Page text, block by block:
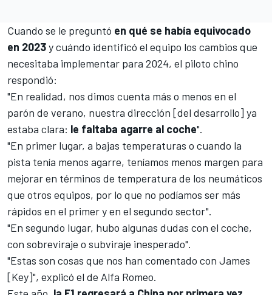
Cuando se le preguntó en qué se había equivocado
en 2023y cuándo identificó el equipo los cambios que
necesitaba implementar para 2024, el piloto chino
respondió:
"En realidad, nos dimos cuenta más o menos en el
parón de verano, nuestra dirección [del desarrollo] ya
estaba clara: le faltaba agarre al coche".
"En primer lugar, a bajas temperaturas o cuando la
pista tenía menos agarre, teníamos menos margen para
mejorar en términos de temperatura de los neumáticos
que otros equipos, por lo que no podíamos ser más
rápidos en el primer y en el segundo sector".
"En segundo lugar, hubo algunas dudas con el coche,
con sobreviraje o subviraje inesperado".
"Estas son cosas que nos han comentado con James
[Key]", explicó el de Alfa Romeo.